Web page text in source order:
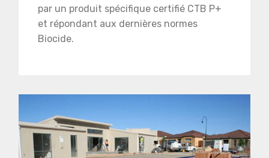
par un produit spécifique certifié CTB P+
et répondant aux dernières normes
Biocide.